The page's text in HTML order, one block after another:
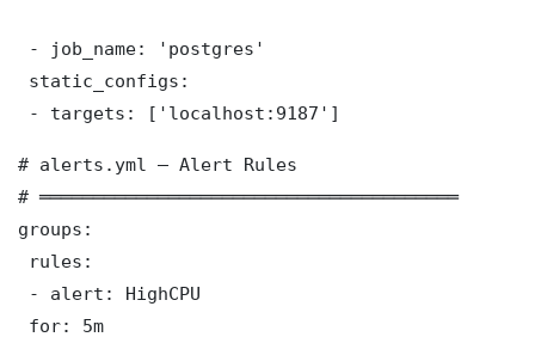
- job_name: 'postgres'
static_configs:
- targets: ['localhost:9187']
# alerts.yml — Alert Rules
# ═══════════════════════════════════════
groups:
rules:
- alert: HighCPU
for: 5m